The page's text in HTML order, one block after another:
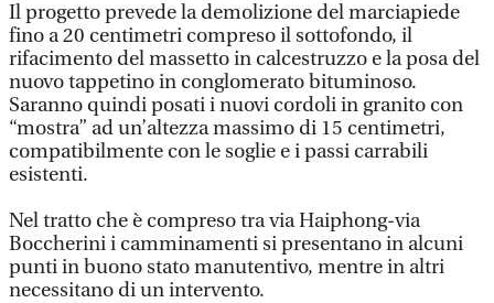
Il progetto prevede la demolizione del marciapiede
fino a 20 centimetri compreso il sottofondo, il
rifacimento del massetto in calcestruzzo e la posa del
nuovo tappetino in conglomerato bituminoso.
Saranno quindi posati i nuovi cordoli in granito con
“mostra” ad un’altezza massimo di 15 centimetri,
compatibilmente con le soglie e i passi carrabili
esistenti.
Nel tratto che è compreso tra via Haiphong-via
Boccherini i camminamenti si presentano in alcuni
punti in buono stato manutentivo, mentre in altri
necessitano di un intervento.